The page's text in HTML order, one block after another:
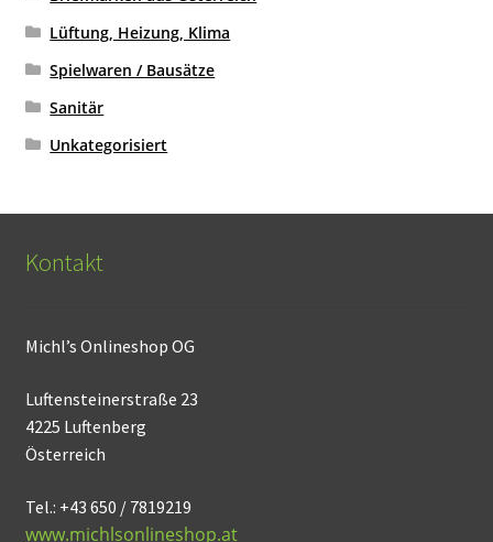
Lüftung, Heizung, Klima
Spielwaren / Bausätze
Sanitär
Unkategorisiert
Kontakt
Michl’s Onlineshop OG
Luftensteinerstraße 23
4225 Luftenberg
Österreich
Tel.: +43 650 / 7819219
www.michlsonlineshop.at